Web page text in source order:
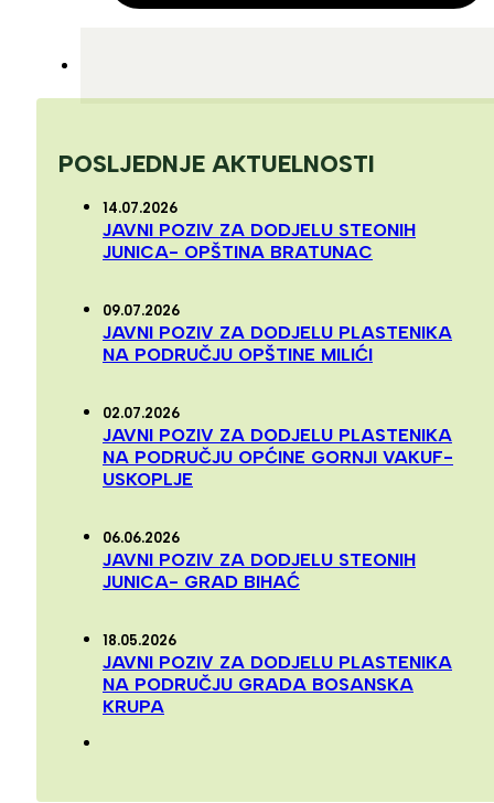
POSLJEDNJE AKTUELNOSTI
14.07.2026
JAVNI POZIV ZA DODJELU STEONIH
JUNICA- OPŠTINA BRATUNAC
09.07.2026
JAVNI POZIV ZA DODJELU PLASTENIKA
NA PODRUČJU OPŠTINE MILIĆI
02.07.2026
JAVNI POZIV ZA DODJELU PLASTENIKA
NA PODRUČJU OPĆINE GORNJI VAKUF-
USKOPLJE
06.06.2026
JAVNI POZIV ZA DODJELU STEONIH
JUNICA- GRAD BIHAĆ
18.05.2026
JAVNI POZIV ZA DODJELU PLASTENIKA
NA PODRUČJU GRADA BOSANSKA
KRUPA